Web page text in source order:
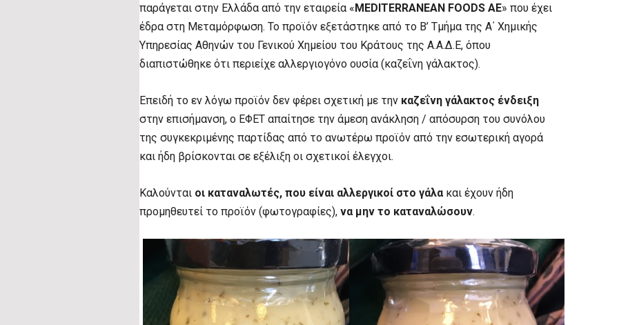
παράγεται στην Ελλάδα από την εταιρεία « MEDITERRANEAN FOODS ΑΕ» που έχει
έδρα στη Μεταμόρφωση. Το προϊόν εξετάστηκε από το Β’ Τμήμα της Α΄ Χημικής
Υπηρεσίας Αθηνών του Γενικού Χημείου του Κράτους της Α.Α.Δ.Ε, όπου
διαπιστώθηκε ότι περιείχε αλλεργιογόνο ουσία (καζεΐνη γάλακτος).
Επειδή το εν λόγω προϊόν δεν φέρει σχετική με την καζεΐνη γάλακτος ένδειξη
στην επισήμανση, ο ΕΦΕΤ απαίτησε την άμεση ανάκληση / απόσυρση του συνόλου
της συγκεκριμένης παρτίδας από το ανωτέρω προϊόν από την εσωτερική αγορά
και ήδη βρίσκονται σε εξέλιξη οι σχετικοί έλεγχοι.
Καλούνται οι καταναλωτές, που είναι αλλεργικοί στο γάλακαι έχουν ήδη
προμηθευτεί το προϊόν (φωτογραφίες), να μην το καταναλώσουν.